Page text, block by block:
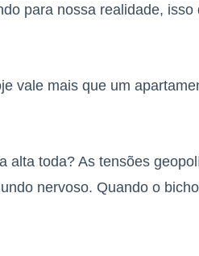
para nossa realidade, isso
vale mais que um
alta toda? As tensões
nervoso. Quando o